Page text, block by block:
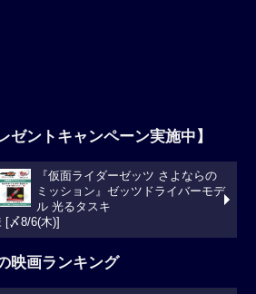
ゼントキャンペーン実施中】
『仮面ライダーゼッツ さよならの
ミッション』ゼッツドライバーモデ
ル 光るタスキ
[〆8/6(木)]
映画ランキング